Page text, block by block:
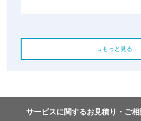
→もっと見る
サービスに関するお見積り・ご